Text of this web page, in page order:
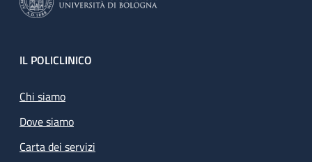
Footer
IL POLICLINICO
Chi siamo
Dove siamo
Carta dei servizi